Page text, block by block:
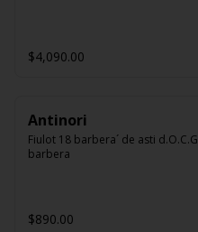
$4,090.00
Antinori
Fiulot 18 barbera´ de asti d.O.C.G
barbera
$890.00